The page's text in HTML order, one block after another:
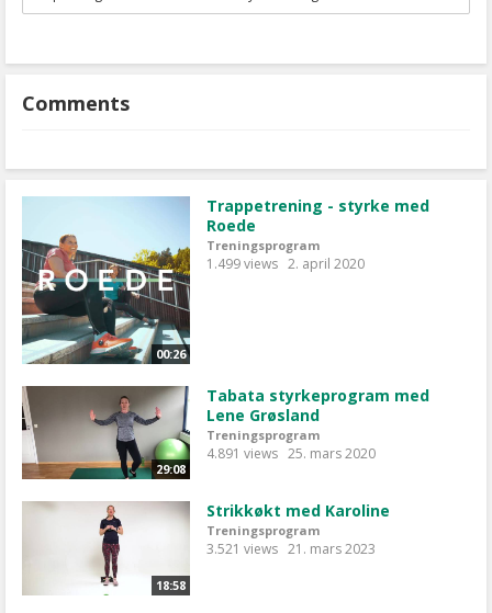
to
Comments
00:26
Trappetrening - styrke med
Roede
Treningsprogram
1.499 views 2. april 2020
29:08
Tabata styrkeprogram med
Lene Grøsland
Treningsprogram
4.891 views 25. mars 2020
18:58
Strikkøkt med Karoline
Treningsprogram
3.521 views 21. mars 2023